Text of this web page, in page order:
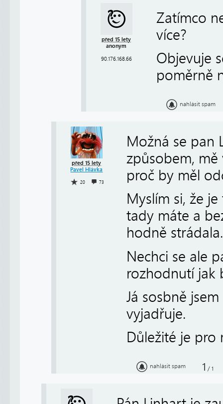
před 15 lety
anonym
90.176.168.66
Zatímco
více?
Objevuje
poměrně
nahlásit spam
před 15 lety
Pavel Hlávka
20 73
Možná se pan
způsobem,
proč by měl
Myslím si, že
tady máte a
hodně strádala.
Nechci se ale
rozhodnutí jak
Já sosbně
vyjadřuje.
Důležité je pro
nahlásit spam 1 / 1